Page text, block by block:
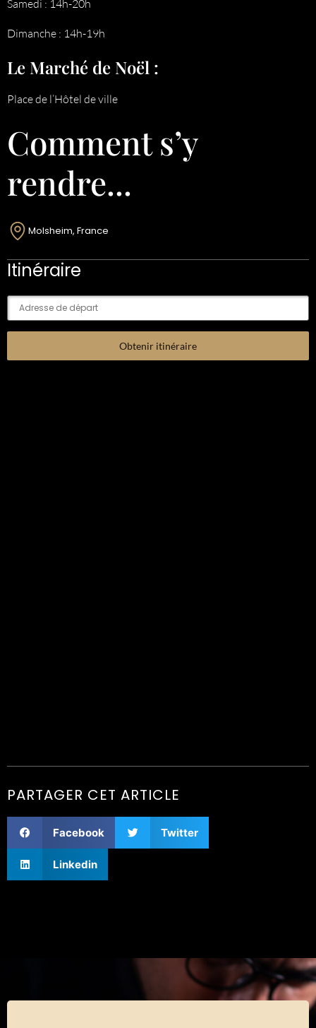
Samedi : 14h-20h
Dimanche : 14h-19h
Le Marché de Noël :
Place de l’Hôtel de ville
Comment s’y
rendre...
Molsheim, France
Itinéraire
PARTAGER CET ARTICLE
Facebook Twitter
Linkedin